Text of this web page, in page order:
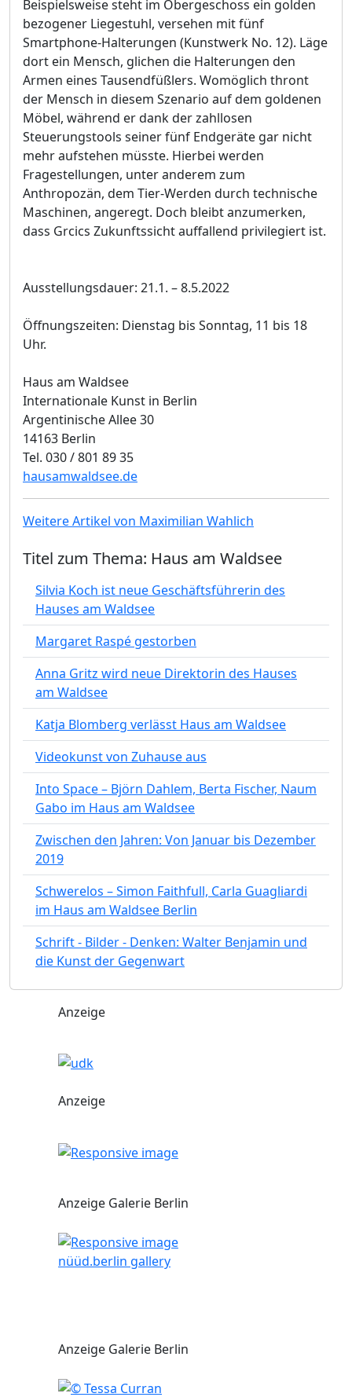
Beispielsweise steht im Obergeschoss ein golden
bezogener Liegestuhl, versehen mit fünf
Smartphone-Halterungen (Kunstwerk No. 12). Läge
dort ein Mensch, glichen die Halterungen den
Armen eines Tausendfüßlers. Womöglich thront
der Mensch in diesem Szenario auf dem goldenen
Möbel, während er dank der zahllosen
Steuerungstools seiner fünf Endgeräte gar nicht
mehr aufstehen müsste. Hierbei werden
Fragestellungen, unter anderem zum
Anthropozän, dem Tier-Werden durch technische
Maschinen, angeregt. Doch bleibt anzumerken,
dass Grcics Zukunftssicht auffallend privilegiert ist.
Ausstellungsdauer: 21.1. – 8.5.2022
Öffnungszeiten: Dienstag bis Sonntag, 11 bis 18
Uhr.
Haus am Waldsee
Internationale Kunst in Berlin
Argentinische Allee 30
14163 Berlin
Tel. 030 / 801 89 35
hausamwaldsee.de
Weitere Artikel von Maximilian Wahlich
Titel zum Thema: Haus am Waldsee
Silvia Koch ist neue Geschäftsführerin des
Hauses am Waldsee
Margaret Raspé gestorben
Anna Gritz wird neue Direktorin des Hauses
am Waldsee
Katja Blomberg verlässt Haus am Waldsee
Videokunst von Zuhause aus
Into Space – Björn Dahlem, Berta Fischer, Naum
Gabo im Haus am Waldsee
Zwischen den Jahren: Von Januar bis Dezember
2019
Schwerelos – Simon Faithfull, Carla Guagliardi
im Haus am Waldsee Berlin
Schrift - Bilder - Denken: Walter Benjamin und
die Kunst der Gegenwart
Anzeige
Anzeige
Anzeige Galerie Berlin
nüüd.berlin gallery
Anzeige Galerie Berlin